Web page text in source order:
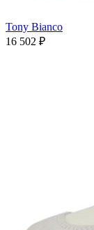
Tony Bianco
16 502 ₽